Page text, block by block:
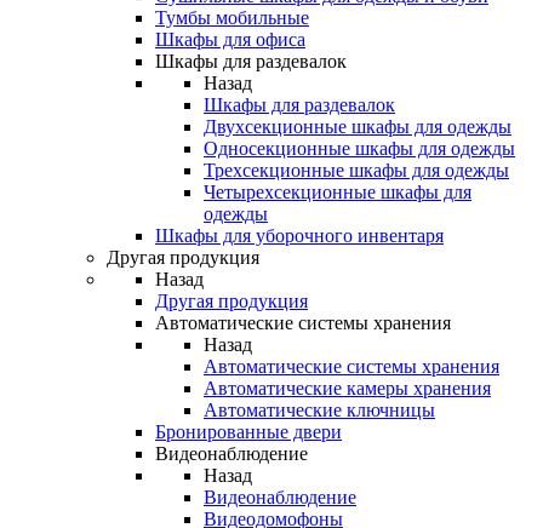
Тумбы мобильные
Шкафы для офиса
Шкафы для раздевалок
Назад
Шкафы для раздевалок
Двухсекционные шкафы для одежды
Односекционные шкафы для одежды
Трехсекционные шкафы для одежды
Четырехсекционные шкафы для
одежды
Шкафы для уборочного инвентаря
Другая продукция
Назад
Другая продукция
Автоматические системы хранения
Назад
Автоматические системы хранения
Автоматические камеры хранения
Автоматические ключницы
Бронированные двери
Видеонаблюдение
Назад
Видеонаблюдение
Видеодомофоны